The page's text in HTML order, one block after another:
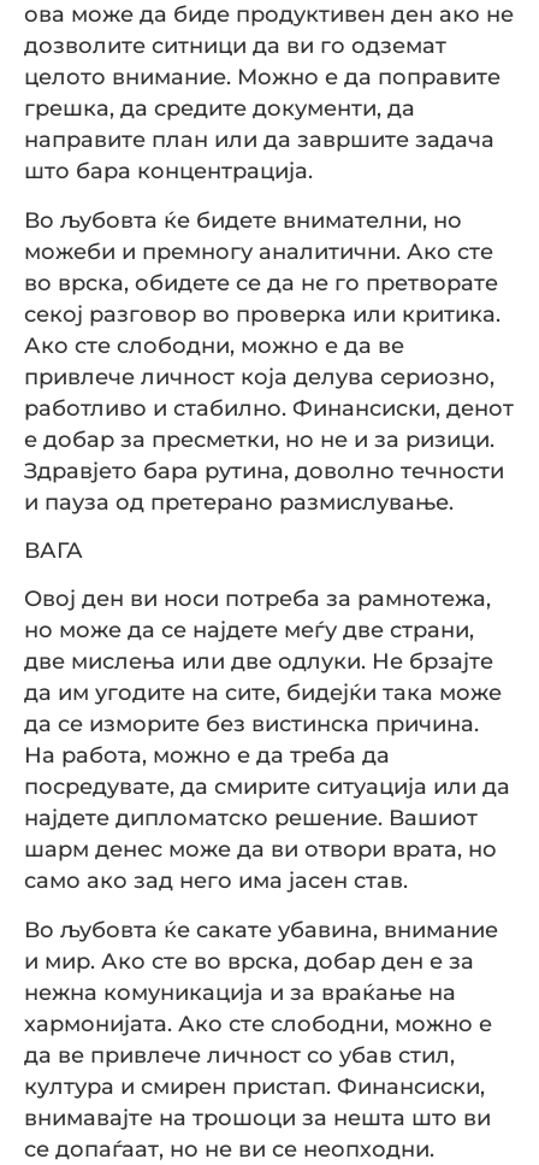
ова може да биде продуктивен ден ако не
дозволите ситници да ви го одземат
целото внимание. Можно е да поправите
грешка, да средите документи, да
направите план или да завршите задача
што бара концентрација.
Во љубовта ќе бидете внимателни, но
можеби и премногу аналитични. Ако сте
во врска, обидете се да не го претворате
секој разговор во проверка или критика.
Ако сте слободни, можно е да ве
привлече личност која делува сериозно,
работливо и стабилно. Финансиски, денот
е добар за пресметки, но не и за ризици.
Здравјето бара рутина, доволно течности
и пауза од претерано размислување.
ВАГА
Овој ден ви носи потреба за рамнотежа,
но може да се најдете меѓу две страни,
две мислења или две одлуки. Не брзајте
да им угодите на сите, бидејќи така може
да се изморите без вистинска причина.
На работа, можно е да треба да
посредувате, да смирите ситуација или да
најдете дипломатско решение. Вашиот
шарм денес може да ви отвори врата, но
само ако зад него има јасен став.
Во љубовта ќе сакате убавина, внимание
и мир. Ако сте во врска, добар ден е за
нежна комуникација и за враќање на
хармонијата. Ако сте слободни, можно е
да ве привлече личност со убав стил,
култура и смирен пристап. Финансиски,
внимавајте на трошоци за нешта што ви
се допаѓаат, но не ви се неопходни.